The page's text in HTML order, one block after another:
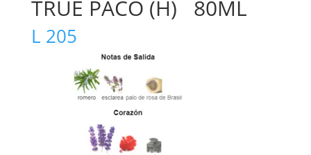
TRUE PACO (H) 80ML
L 205